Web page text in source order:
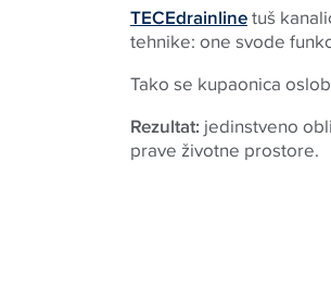
TECEdrainlinetuš
tehnike: one svode
Tako se kupaonica
Rezultat: jedinstveno
prave životne prostore.